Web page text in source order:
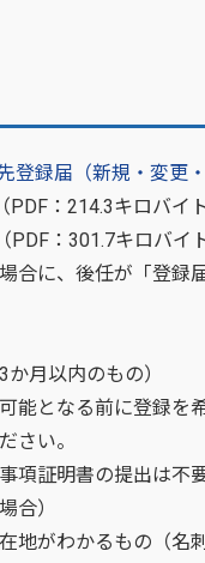
登録届（新規・変更
（PDF：214.3キロバイト
（PDF：301.7キロバイ
に、後任が「登録
月以内のもの）
となる前に登録を
さい。
証明書の提出は不要
合）
地がわかるもの（名